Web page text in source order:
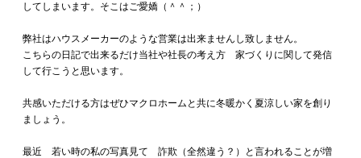
してしまいます。そこはご愛嬌（＾＾；）
弊社はハウスメーカーのような営業は出来ませんし致しません。
こちらの日記で出来るだけ当社や社長の考え方 家づくりに関して発信
して行こうと思います。
共感いただける方はぜひマクロホームと共に冬暖かく夏涼しい家を創り
ましょう。
最近 若い時の私の写真見て 詐欺（全然違う？）と言われることが増